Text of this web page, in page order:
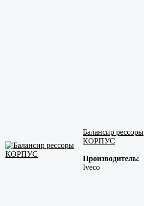
Балансир рессоры
КОРПУС
Производитель:
Iveco